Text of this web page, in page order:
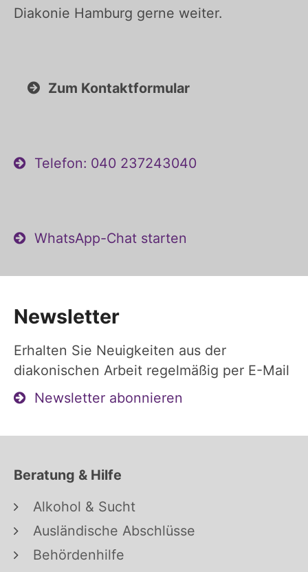
Diakonie Hamburg gerne weiter.
Zum Kontaktformular
Telefon: 040 237243040
WhatsApp-Chat starten
Newsletter
Erhalten Sie Neuigkeiten aus der
diakonischen Arbeit regelmäßig per E-Mail
Newsletter abonnieren
Beratung & Hilfe
Alkohol & Sucht
Ausländische Abschlüsse
Behördenhilfe